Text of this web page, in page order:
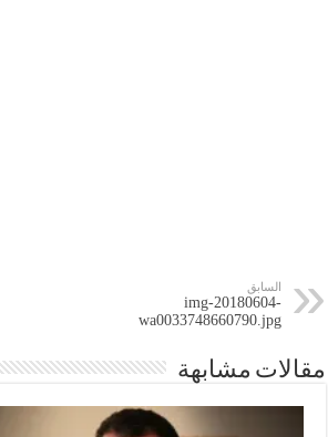
السابق
img-20180604-
wa0033748660790.jpg
مقالات مشابهة